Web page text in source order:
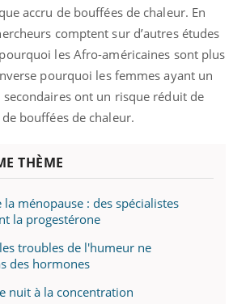
accru de bouffées de chaleur. En
comptent sur d’autres études
les Afro-américaines sont plus
pourquoi les femmes ayant un
secondaires ont un risque réduit de
bouffées de chaleur.
THÈME
ménopause : des spécialistes
la progestérone
troubles de l'humeur ne
des hormones
nuit à la concentration